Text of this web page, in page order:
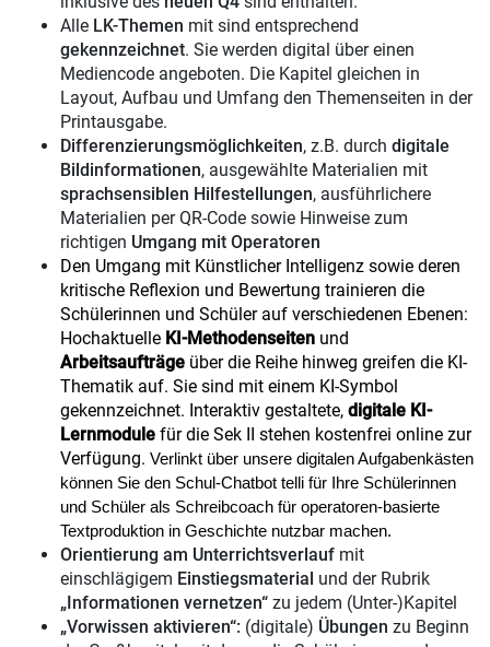
Alle LK-Themen mit sind entsprechend
gekennzeichnet. Sie werden digital über einen
Mediencode angeboten. Die Kapitel gleichen in
Layout, Aufbau und Umfang den Themenseiten in der
Printausgabe.
Differenzierungsmöglichkeiten, z.B. durch digitale
Bildinformationen, ausgewählte Materialien mit
sprachsensiblen Hilfestellungen, ausführlichere
Materialien per QR-Code sowie Hinweise zum
richtigen Umgang mit Operatoren
Den Umgang mit Künstlicher Intelligenz sowie deren
kritische Reflexion und Bewertung trainieren die
Schülerinnen und Schüler auf verschiedenen Ebenen:
Hochaktuelle KI-Methodenseiten und
Arbeitsaufträge über die Reihe hinweg greifen die KI-
Thematik auf. Sie sind mit einem KI-Symbol
gekennzeichnet. Interaktiv gestaltete, digitale KI-
Lernmodule für die Sek II stehen kostenfrei online zur
Verfügung. Verlinkt über unsere digitalen Aufgabenkästen
können Sie den Schul-Chatbot telli für Ihre Schülerinnen
und Schüler als Schreibcoach für operatoren-basierte
Textproduktion in Geschichte nutzbar machen.
Orientierung am Unterrichtsverlauf mit
einschlägigem Einstiegsmaterial und der Rubrik
„Informationen vernetzen“ zu jedem (Unter-)Kapitel
„Vorwissen aktivieren“: (digitale) Übungen zu Beginn